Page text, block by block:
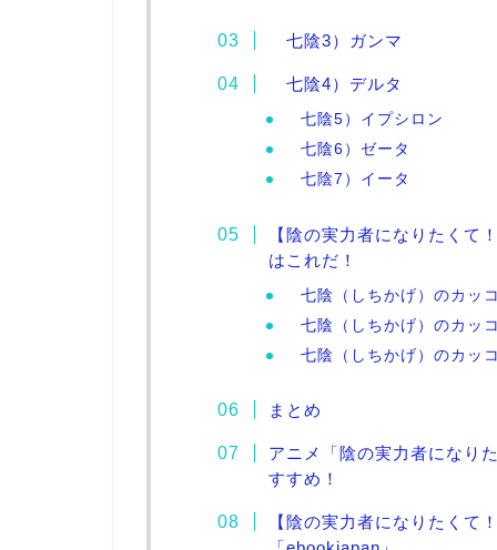
七陰3）ガンマ
七陰4）デルタ
七陰5）イプシロン
七陰6）ゼータ
七陰7）イータ
【陰の実力者になりたくて
はこれだ！
七陰（しちかげ）のカッ
七陰（しちかげ）のカッ
七陰（しちかげ）のカッ
まとめ
アニメ「陰の実力者になり
すすめ！
【陰の実力者になりたくて